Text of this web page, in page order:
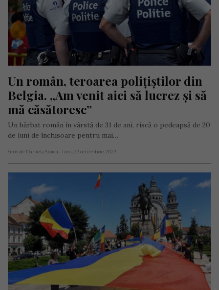
Un român, teroarea polițiștilor din
Belgia. „Am venit aici să lucrez și să
mă căsătoresc”
Un bărbat român în vârstă de 31 de ani, riscă o pedeapsă de 20
de luni de închisoare pentru mai…
Scris de Daniela Stoica - luni, 23 octombrie 2023